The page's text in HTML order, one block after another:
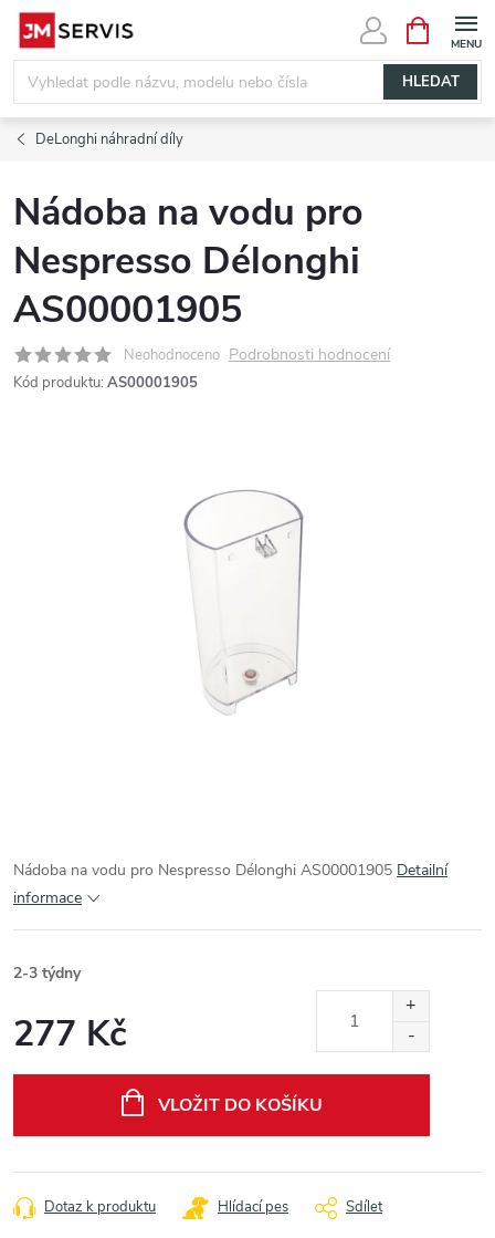
Přejít
obsah
HLEDAT
NÁKUPNÍ
KOŠÍK
DeLonghi náhradní díly
Nádoba na vodu pro
Nespresso Délonghi
AS00001905
Neohodnoceno Podrobnosti hodnocení
Kód produktu: AS00001905
Nádoba na vodu pro Nespresso Délonghi AS00001905 Detailní
informace
2-3 týdny
277 Kč
VLOŽIT DO KOŠÍKU
Dotaz k produktu Hlídací pes Sdílet